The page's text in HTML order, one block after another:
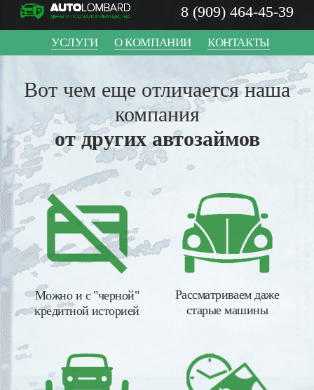
УСЛУГИ О КОМПАНИИ КОНТАКТЫ
8 (909) 464-45-39
Вот чем еще отличается наша
компания
от других автозаймов
Можно и с "черной"
кредитной историей
Рассматриваем даже
старые машины